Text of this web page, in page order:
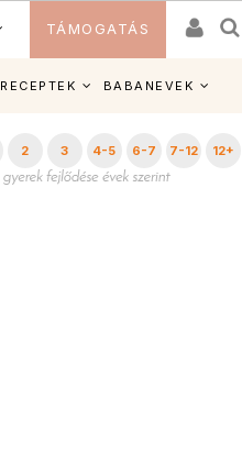
TÁMOGATÁS
RECEPTEK BABANEVEK
2 3 4-5 6-7 7-12 12+